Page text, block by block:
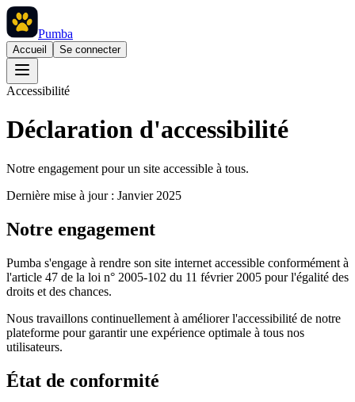
Pumba
Accueil Se connecter
Accessibilité
Déclaration d'accessibilité
Notre engagement pour un site accessible à tous.
Dernière mise à jour : Janvier 2025
Notre engagement
Pumba s'engage à rendre son site internet accessible conformément à
l'article 47 de la loi n° 2005-102 du 11 février 2005 pour l'égalité des
droits et des chances.
Nous travaillons continuellement à améliorer l'accessibilité de notre
plateforme pour garantir une expérience optimale à tous nos
utilisateurs.
État de conformité